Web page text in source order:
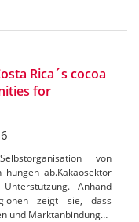
Rica´s cocoa
for
von
hungen ab.Kakaosektor
Anhand
zeigt sie, dass
und Marktanbindung…